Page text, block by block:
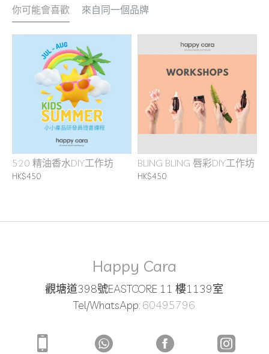
你可能會喜歡 來自同一個品牌
520 精油香水DIY工作坊
HK$450
BLING BLING 唇彩DIY工作坊
HK$450
Happy Cara
觀塘道398號EASTCORE 11 樓1139室
Tel/WhatsApp: 60495796